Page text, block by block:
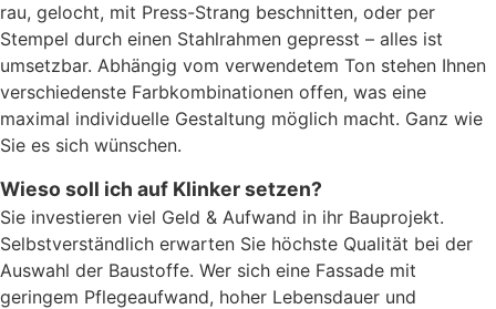
rau, gelocht, mit Press-Strang beschnitten, oder per
Stempel durch einen Stahlrahmen gepresst – alles ist
umsetzbar. Abhängig vom verwendetem Ton stehen Ihnen
verschiedenste Farbkombinationen offen, was eine
maximal individuelle Gestaltung möglich macht. Ganz wie
Sie es sich wünschen.
Wieso soll ich auf Klinker setzen?
Sie investieren viel Geld & Aufwand in ihr Bauprojekt.
Selbstverständlich erwarten Sie höchste Qualität bei der
Auswahl der Baustoffe. Wer sich eine Fassade mit
geringem Pflegeaufwand, hoher Lebensdauer und